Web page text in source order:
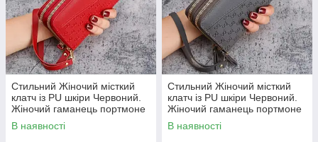
Стильний Жіночий місткий
клатч із PU шкіри Червоний.
Жіночий гаманець портмоне
зі штучної шкіри
В наявності
Стильний Жіночий місткий
клатч із PU шкіри Червоний.
Жіночий гаманець портмоне
зі штучної шкіри
В наявності